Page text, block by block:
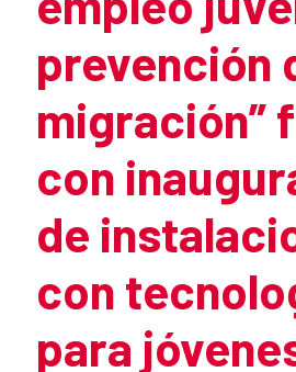
prevención
migración”
con
de
con
para